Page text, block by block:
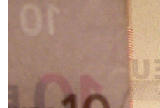
SCHWERPUNKTTHEMEN
PUBLIKATIONEN